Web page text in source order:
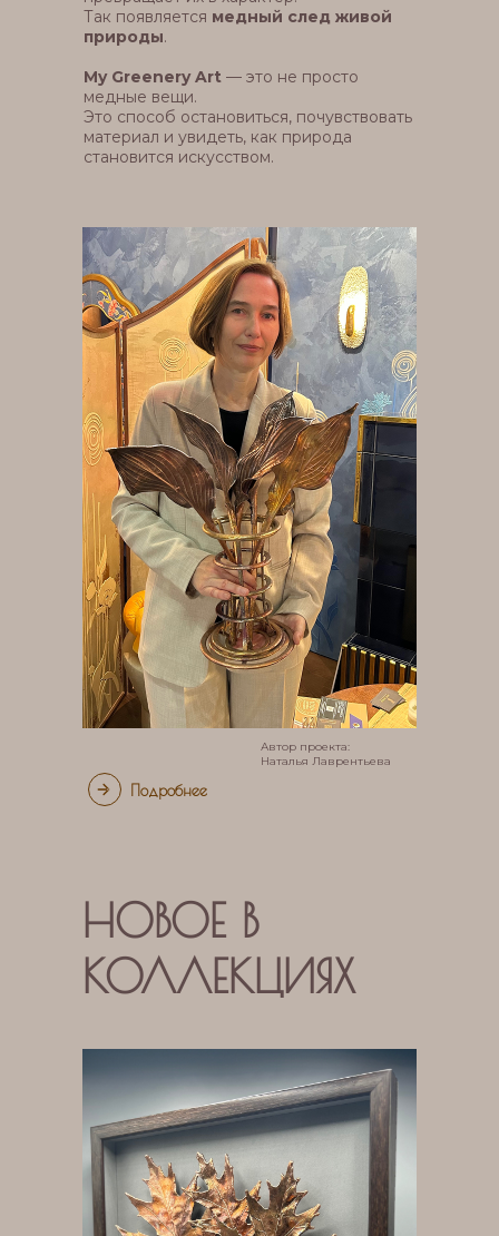
Подробнее
Так появляется медный след живой
природы.
My Greenery Art — это не просто
медные вещи.
Это способ остановиться, почувствовать
материал и увидеть, как природа
становится искусством.
Автор проекта:
Наталья Лаврентьева
НОВОЕ В
КОЛЛЕКЦИЯХ